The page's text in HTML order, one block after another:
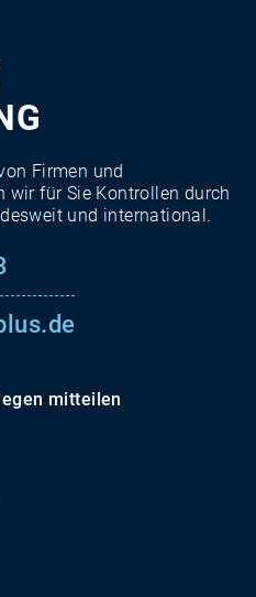
Firmen und
wir für Sie Kontrollen durch
und international.
mitteilen